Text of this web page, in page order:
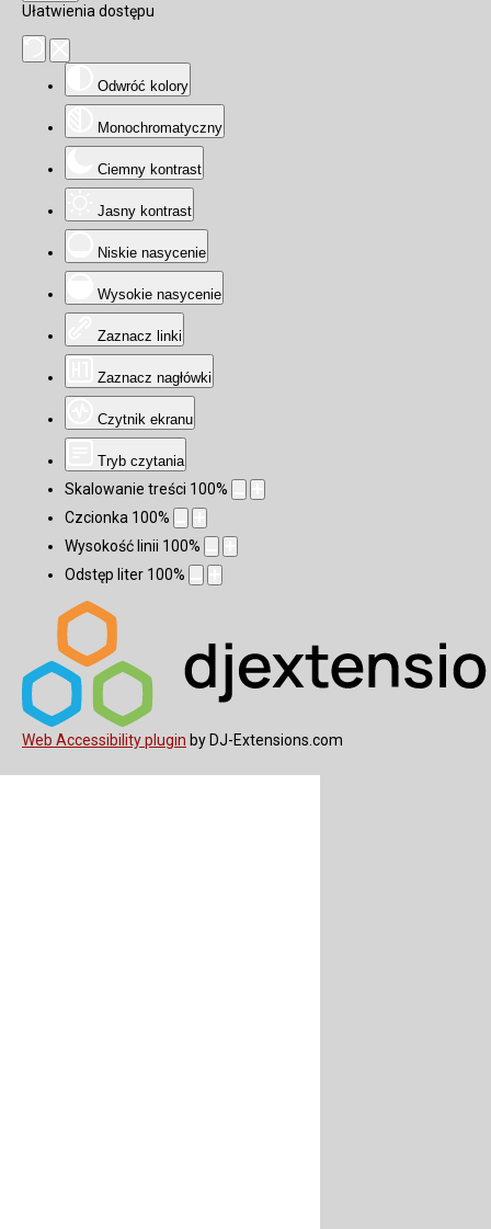
Ułatwienia dostępu
Odwróć kolory
Monochromatyczny
Ciemny kontrast
Jasny kontrast
Niskie nasycenie
Wysokie nasycenie
Zaznacz linki
Zaznacz nagłówki
Czytnik ekranu
Tryb czytania
Skalowanie treści 100%
Czcionka 100%
Wysokość linii 100%
Odstęp liter 100%
Web Accessibility plugin by DJ-Extensions.com